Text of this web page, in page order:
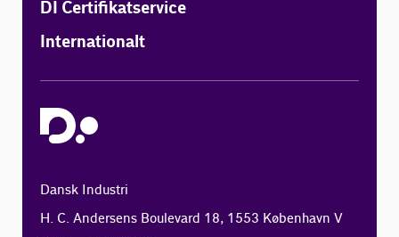
DI Certifikatservice
Internationalt
Dansk Industri
H. C. Andersens Boulevard 18, 1553 København V